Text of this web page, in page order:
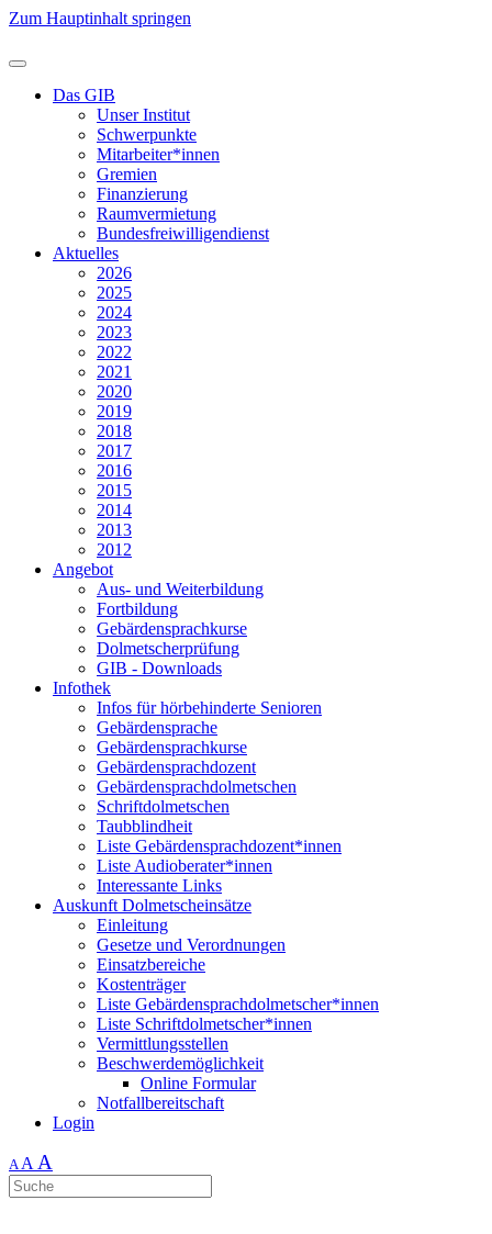
Zum Hauptinhalt springen
Das GIB
Unser Institut
Schwerpunkte
Mitarbeiter*innen
Gremien
Finanzierung
Raumvermietung
Bundesfreiwilligendienst
Aktuelles
2026
2025
2024
2023
2022
2021
2020
2019
2018
2017
2016
2015
2014
2013
2012
Angebot
Aus- und Weiterbildung
Fortbildung
Gebärdensprachkurse
Dolmetscherprüfung
GIB - Downloads
Infothek
Infos für hörbehinderte Senioren
Gebärdensprache
Gebärdensprachkurse
Gebärdensprachdozent
Gebärdensprachdolmetschen
Schriftdolmetschen
Taubblindheit
Liste Gebärdensprachdozent*innen
Liste Audioberater*innen
Interessante Links
Auskunft Dolmetscheinsätze
Einleitung
Gesetze und Verordnungen
Einsatzbereiche
Kostenträger
Liste Gebärdensprachdolmetscher*innen
Liste Schriftdolmetscher*innen
Vermittlungsstellen
Beschwerdemöglichkeit
Online Formular
Notfallbereitschaft
Login
AA A